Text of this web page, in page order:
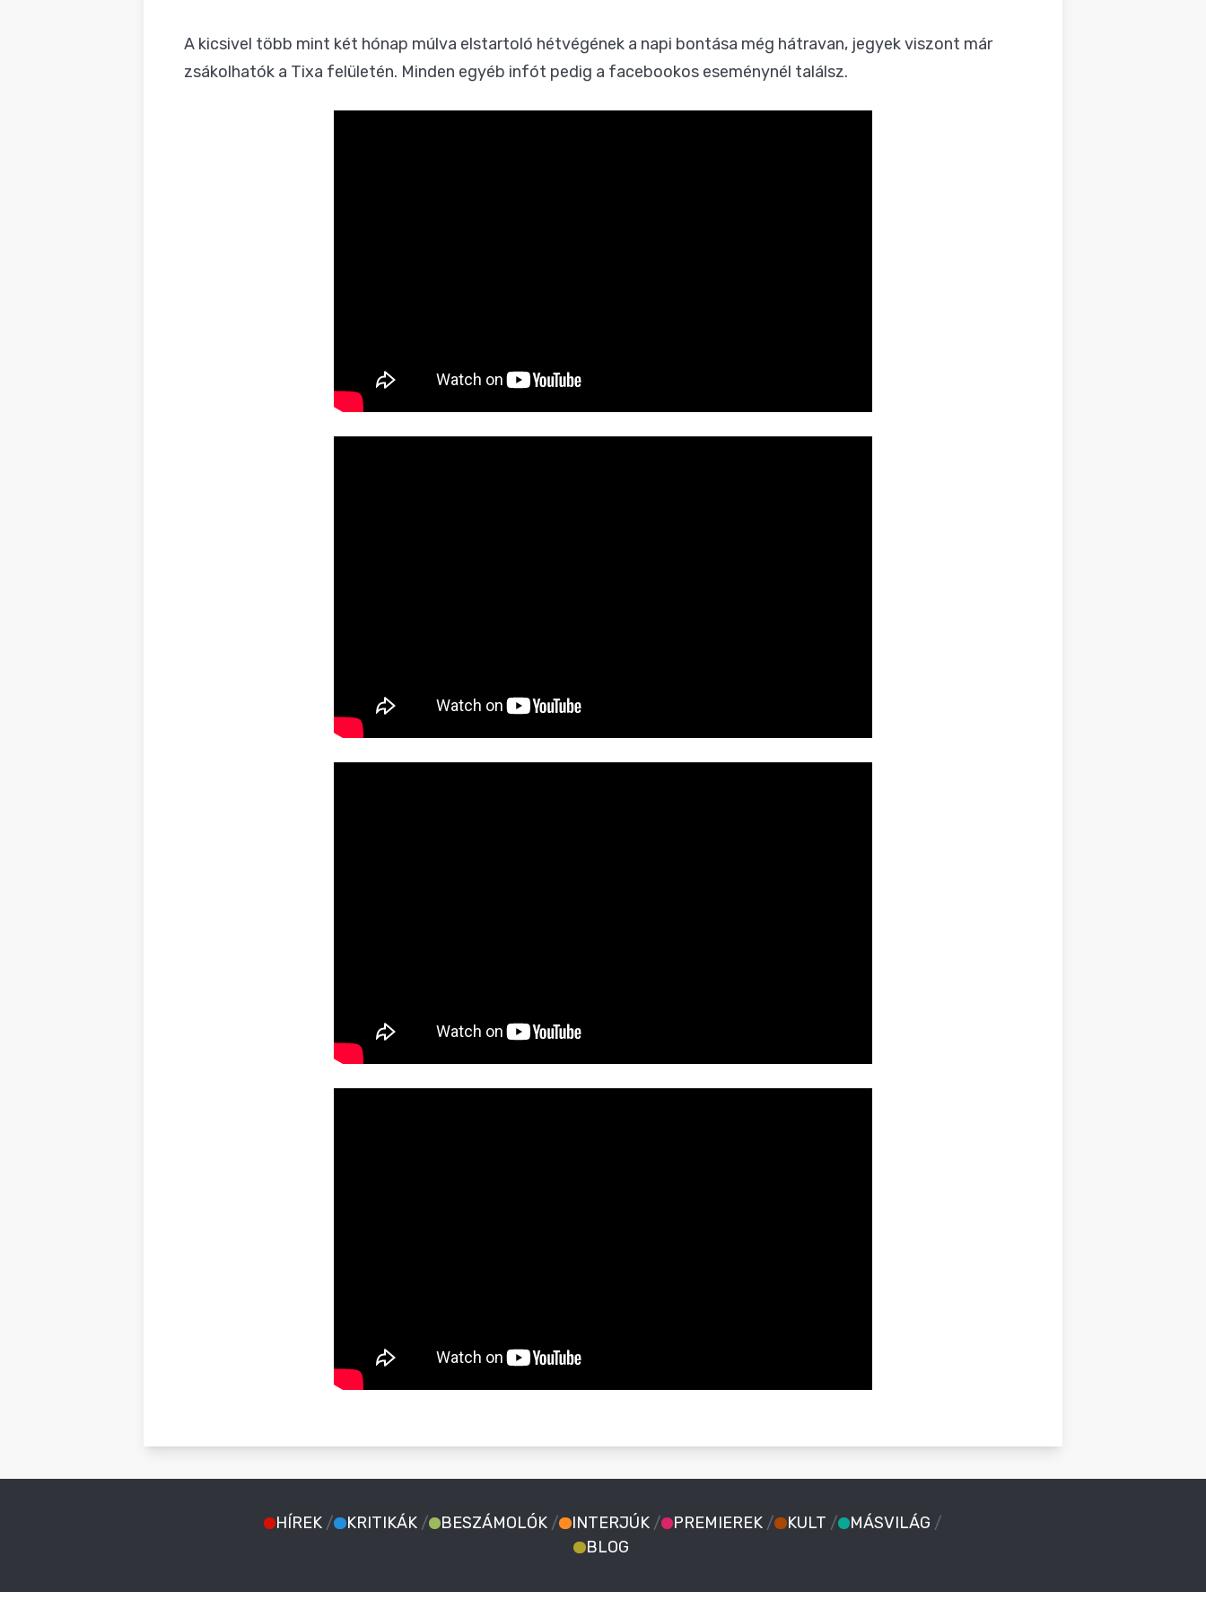
A kicsivel több mint két hónap múlva elstartoló hétvégének a napi bontása még hátravan, jegyek viszont már
zsákolhatók a Tixa felületén. Minden egyéb infót pedig a facebookos eseménynél találsz.
HÍREK / KRITIKÁK / BESZÁMOLÓK / INTERJÚK / PREMIEREK / KULT / MÁSVILÁG /
BLOG